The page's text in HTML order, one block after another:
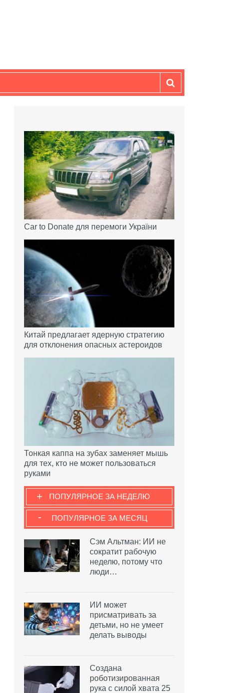
Car to Donate для перемоги України
Китай предлагает ядерную стратегию
для отклонения опасных астероидов
Тонкая каппа на зубах заменяет мышь
для тех, кто не может пользоваться
руками
ПОПУЛЯРНОЕ ЗА НЕДЕЛЮ
+
ПОПУЛЯРНОЕ ЗА МЕСЯЦ
-
Сэм Альтман: ИИ не
сократит рабочую
неделю, потому что
люди…
ИИ может
присматривать за
детьми, но не умеет
делать выводы
Создана
роботизированная
рука с силой хвата 25